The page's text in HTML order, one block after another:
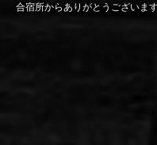
合宿所からありがとうございま